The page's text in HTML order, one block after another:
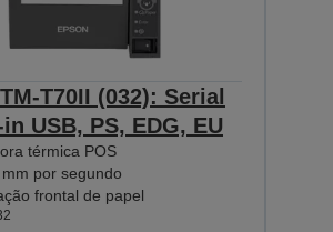
T70II (032): Serial
USB, PS, EDG, EU
térmica POS
por segundo
frontal de papel